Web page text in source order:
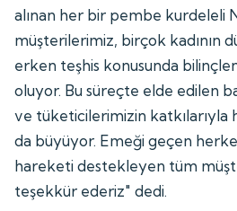
alınan her bir pembe kurdeleli
müşterilerimiz, birçok kadının
erken teşhis konusunda
oluyor. Bu süreçte elde edilen
ve tüketicilerimizin katkılarıyla
da büyüyor. Emeği geçen
hareketi destekleyen tüm
teşekkür ederiz" dedi.